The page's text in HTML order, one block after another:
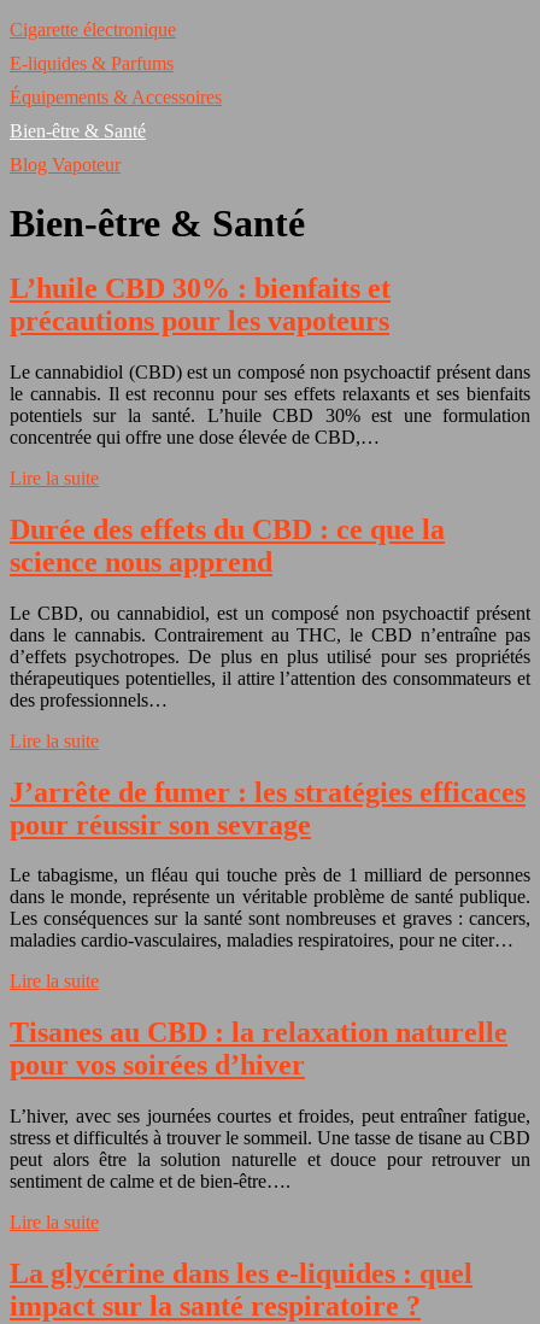
Cigarette électronique
E-liquides & Parfums
Équipements & Accessoires
Bien-être & Santé
Blog Vapoteur
Bien-être & Santé
L’huile CBD 30% : bienfaits et
précautions pour les vapoteurs
Le cannabidiol (CBD) est un composé non psychoactif présent dans
le cannabis. Il est reconnu pour ses effets relaxants et ses bienfaits
potentiels sur la santé. L’huile CBD 30% est une formulation
concentrée qui offre une dose élevée de CBD,…
Lire la suite
Durée des effets du CBD : ce que la
science nous apprend
Le CBD, ou cannabidiol, est un composé non psychoactif présent
dans le cannabis. Contrairement au THC, le CBD n’entraîne pas
d’effets psychotropes. De plus en plus utilisé pour ses propriétés
thérapeutiques potentielles, il attire l’attention des consommateurs et
des professionnels…
Lire la suite
J’arrête de fumer : les stratégies efficaces
pour réussir son sevrage
Le tabagisme, un fléau qui touche près de 1 milliard de personnes
dans le monde, représente un véritable problème de santé publique.
Les conséquences sur la santé sont nombreuses et graves : cancers,
maladies cardio-vasculaires, maladies respiratoires, pour ne citer…
Lire la suite
Tisanes au CBD : la relaxation naturelle
pour vos soirées d’hiver
L’hiver, avec ses journées courtes et froides, peut entraîner fatigue,
stress et difficultés à trouver le sommeil. Une tasse de tisane au CBD
peut alors être la solution naturelle et douce pour retrouver un
sentiment de calme et de bien-être….
Lire la suite
La glycérine dans les e-liquides : quel
impact sur la santé respiratoire ?